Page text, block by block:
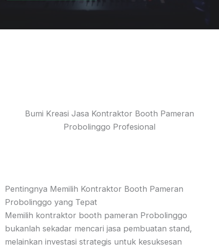
Bumi Kreasi Jasa Kontraktor Booth Pameran
Probolinggo Profesional
Pentingnya Memilih Kontraktor Booth Pameran
Probolinggo yang Tepat
Memilih kontraktor booth pameran Probolinggo
bukanlah sekadar mencari jasa pembuatan stand,
melainkan investasi strategis untuk kesuksesan